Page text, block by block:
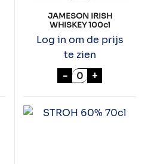
aantal
JAMESON IRISH
WHISKEY 100cl
Log in om de prijs
te zien
- JAMESON
+